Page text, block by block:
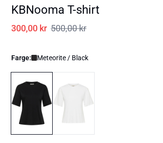
KBNooma T-shirt
300,00 kr 500,00 kr
Farge: Meteorite / Black